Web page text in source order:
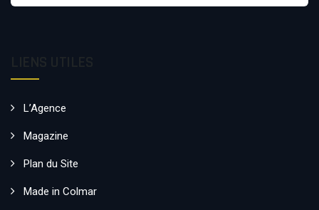
L’Agence
Magazine
Plan du Site
Made in Colmar